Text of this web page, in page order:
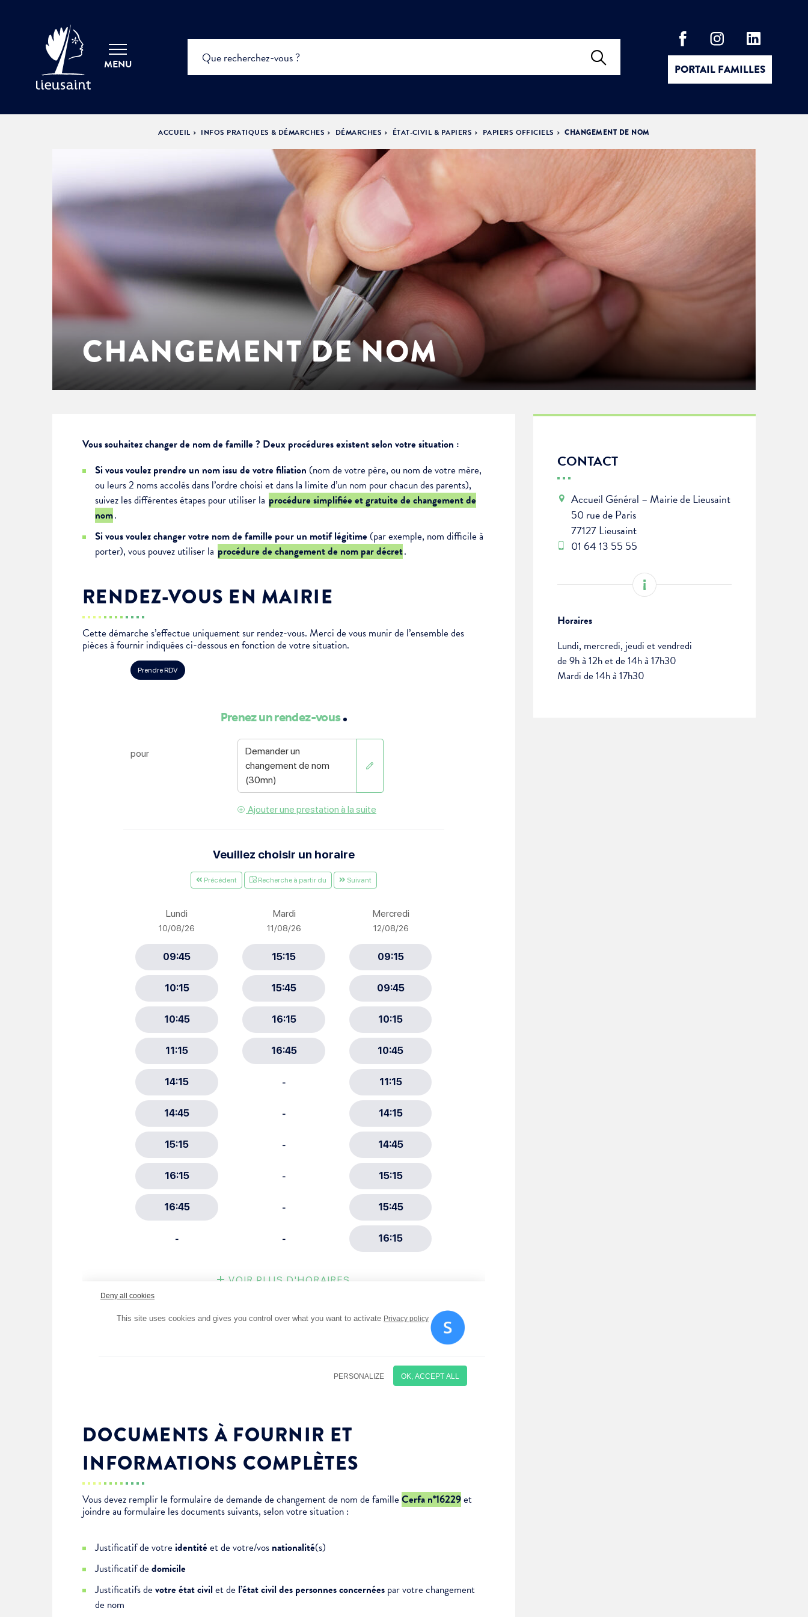
MENU PORTAIL FAMILLES
INFOS
PRATIQUES &
DÉMARCHES
Enfance & jeunesse
Culture
Solidarité
Annuaires & carte interactive
Je suis senior
Je suis étudiant
Famille
État-civil & papiers
Location de salles
Urbanisme
ACTUALITÉS &
ÉVÈNEMENTS
Élus du conseil municipal
Actes administratifs
Ville bienveillante
Ville écologique
ACCUEIL INFOS PRATIQUES & DÉMARCHES DÉMARCHES ÉTAT-CIVIL & PAPIERS PAPIERS OFFICIELS CHANGEMENT DE NOM
CHANGEMENT DE NOM
Vous souhaitez changer de nom de famille ? Deux procédures existent selon votre situation :
Si vous voulez prendre un nom issu de votrefiliation (nom de votre père, ou nom de votre mère,
ou leurs 2 noms accolés dans l’ordre choisi et dans la limite d’un nom pour chacun des parents),
suivez les différentes étapes pour utiliser la procédure simplifiée et gratuite de changement de
nom.
Si vous voulez changer votre nom de famille pour un motif légitime (par exemple, nom difficile à
porter), vous pouvez utiliser la procédure de changement de nom par décret.
RENDEZ-VOUS EN MAIRIE
Cette démarche s’effectue uniquement sur rendez-vous. Merci de vous munir de l’ensemble des
pièces à fournir indiquées ci-dessous en fonction de votre situation.
DOCUMENTS À FOURNIR ET
INFORMATIONS COMPLÈTES
Vous devez remplir le formulaire de demande de changement de nom de famille Cerfa n°16229et
joindre au formulaire les documents suivants, selon votre situation :
Justificatif de votre identitéet de votre/vos nationalité(s)
Justificatif de domicile
Justificatifs de votre état civilet de l’état civil des personnes concernées par votre changement
de nom
CONTACT
Accueil Général – Mairie de Lieusaint
50 rue de Paris
77127 Lieusaint
01 64 13 55 55
Horaires
Lundi, mercredi, jeudi et vendredi
de 9h à 12h et de 14h à 17h30
Mardi de 14h à 17h30
Choisissez votre abonnement :
Alertes Mail
Newsletter Culture
Newsletter Sport et Vie associative